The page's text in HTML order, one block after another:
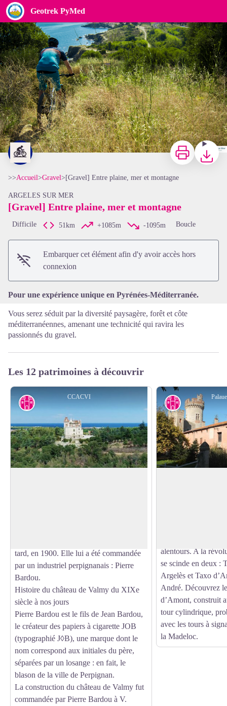
Geotrek PyMed
[Gravel] Entre plaine, mer et montagne
Imprimer
>>Accueil>Gravel>[Gravel] Entre plaine, mer et montagne
ARGELES SUR MER
[Gravel] Entre plaine, mer et montagne
Difficile 51km +1085m -1095m Boucle
Embarquer cet élément afin d'y avoir accès hors
connexion
Pour une expérience unique en Pyrénées-Méditerranée.
Vous serez séduit par la diversité paysagère, forêt et côte
méditerranéennes, amenant une technicité qui ravira les
passionnés du gravel.
Les 12 patrimoines à découvrir
CCACVI
Patrimoine historique majeur
tard, en 1900. Elle lui a été commandée
par un industriel perpignanais : Pierre
Bardou.
Histoire du château de Valmy du XIXe
siècle à nos jours
Pierre Bardou est le fils de Jean Bardou,
le créateur des papiers à cigarette JOB
(typographié J◊B), une marque dont le
nom correspond aux initiales du père,
séparées par un losange : en fait, le
blason de la ville de Perpignan.
La construction du château de Valmy fut
commandée par Pierre Bardou à V.
Patrimoine
alentours. A la
se scinde en deux :
Argelès et Taxo
André. Découvrez
d’Amont, construit
tour cylindrique,
avec les tours à
la Madeloc.